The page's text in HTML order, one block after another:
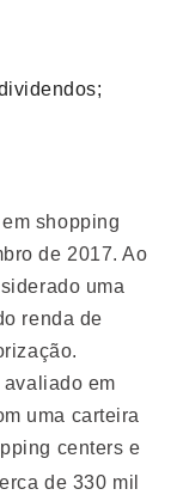
shopping
de 2017. Ao
uma
renda de
em
uma carteira
centers e
de 330 mil